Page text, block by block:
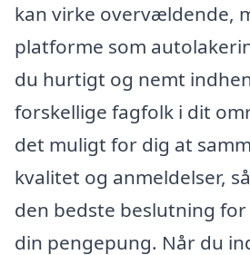
kan virke overvældende,
platforme som
du hurtigt og nemt
forskellige fagfolk i dit
det muligt for dig at
kvalitet og anmeldelser,
den bedste beslutning
din pengepung. Når du